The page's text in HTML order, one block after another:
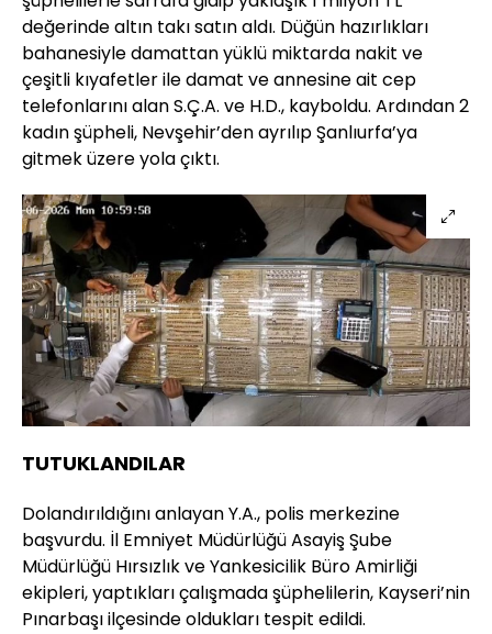
değerinde altın takı satın aldı. Düğün hazırlıkları
bahanesiyle damattan yüklü miktarda nakit ve
çeşitli kıyafetler ile damat ve annesine ait cep
telefonlarını alan S.Ç.A. ve H.D., kayboldu. Ardından 2
kadın şüpheli, Nevşehir’den ayrılıp Şanlıurfa’ya
gitmek üzere yola çıktı.
TUTUKLANDILAR
Dolandırıldığını anlayan Y.A., polis merkezine
başvurdu. İl Emniyet Müdürlüğü Asayiş Şube
Müdürlüğü Hırsızlık ve Yankesicilik Büro Amirliği
ekipleri, yaptıkları çalışmada şüphelilerin, Kayseri’nin
Pınarbaşı ilçesinde oldukları tespit edildi.